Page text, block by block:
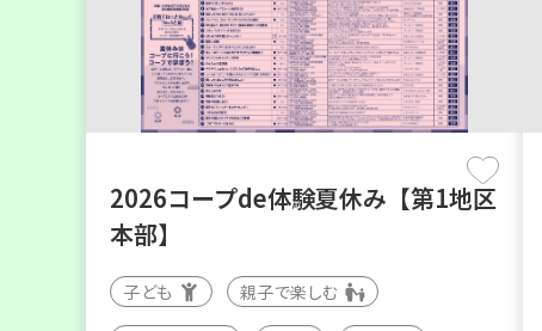
2026コープde体験夏休み【第1地区
本部】
子ども 親子で楽しむ